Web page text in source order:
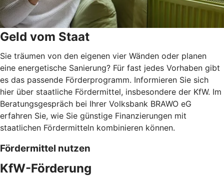
Geld vom Staat
Sie träumen von den eigenen vier Wänden oder planen
eine energetische Sanierung? Für fast jedes Vorhaben gibt
es das passende Förderprogramm. Informieren Sie sich
hier über staatliche Fördermittel, insbesondere der KfW. Im
Beratungsgespräch bei Ihrer Volksbank BRAWO eG
erfahren Sie, wie Sie günstige Finanzierungen mit
staatlichen Fördermitteln kombinieren können.
Fördermittel nutzen
KfW-Förderung